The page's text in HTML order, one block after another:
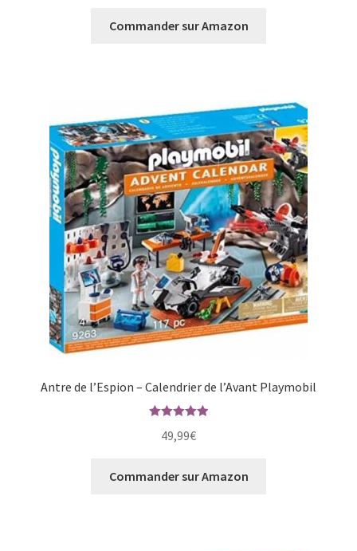
Commander sur Amazon
Antre de l’Espion – Calendrier de l’Avant Playmobil
sur 5
49,99€
Commander sur Amazon